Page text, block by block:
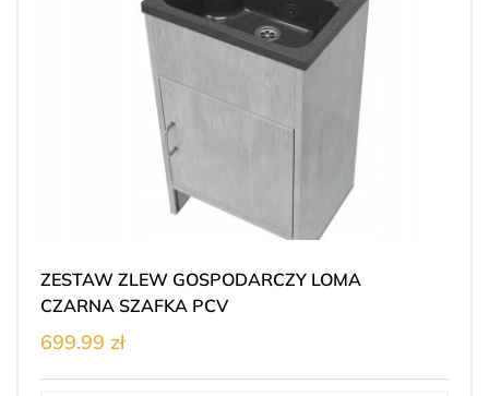
ZESTAW ZLEW GOSPODARCZY LOMA
CZARNA SZAFKA PCV
699.99 zł